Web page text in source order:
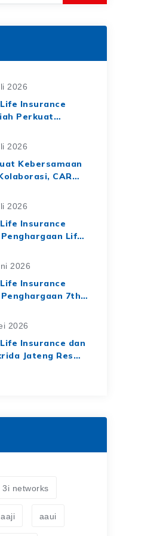
2026
Life Insurance
Perkuat
melalui Kerja
dengan Tiga
di Lampung
2026
Kebersamaan
CAR
Gathering
Nusantara,
Berkelanjutan"
2026
Life Insurance
Penghargaan Life
Leaders 2026
2026
Life Insurance
Penghargaan 7th
Awards
yang Solid
2026
Life Insurance dan
Jateng Resmi
3i networks
aaji aaui